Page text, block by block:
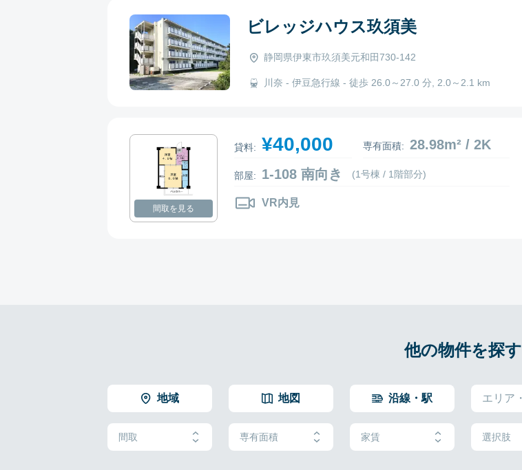
ビレッジハウス玖須美
静岡県伊東市玖須美元和田730-142
川奈 - 伊豆急行線 - 徒歩 26.0～27.0 分, 2.0～2.1 km
間取を見る
貸料: ¥40,000 専有面積: 28.98m² / 2K
部屋: 1-108 南向き (1号棟 / 1階部分)
VR内見
他の物件を探す
地域 地図 沿線・駅
間取 専有面積 家賃 選択肢